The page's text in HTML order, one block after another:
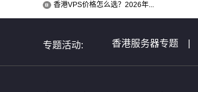
香港VPS价格怎么选？2026年...
专题活动: 香港服务器专题
全球服务器介绍专题